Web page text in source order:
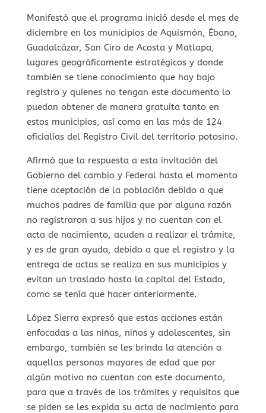
Manifestó que el programa inició desde el mes de
diciembre en los municipios de Aquismón, Ébano,
Guadalcázar, San Ciro de Acosta y Matlapa,
lugares geográficamente estratégicos y donde
también se tiene conocimiento que hay bajo
registro y quienes no tengan este documento lo
puedan obtener de manera gratuita tanto en
estos municipios, así como en las más de 124
oficialías del Registro Civil del territorio potosino.
Afirmó que la respuesta a esta invitación del
Gobierno del cambio y Federal hasta el momento
tiene aceptación de la población debido a que
muchos padres de familia que por alguna razón
no registraron a sus hijos y no cuentan con el
acta de nacimiento, acuden a realizar el trámite,
y es de gran ayuda, debido a que el registro y la
entrega de actas se realiza en sus municipios y
evitan un traslado hasta la capital del Estado,
como se tenía que hacer anteriormente.
López Sierra expresó que estas acciones están
enfocadas a las niñas, niños y adolescentes, sin
embargo, también se les brinda la atención a
aquellas personas mayores de edad que por
algún motivo no cuentan con este documento,
para que a través de los trámites y requisitos que
se piden se les expida su acta de nacimiento para